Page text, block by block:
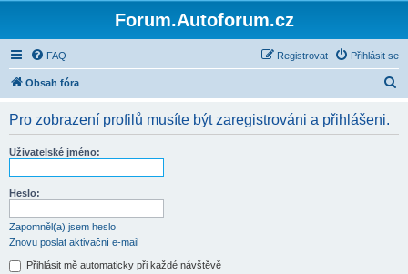
Forum.Autoforum.cz
FAQ Přihlásit se
Registrovat
Obsah fóra
Pro zobrazení profilů musíte být zaregistrováni a přihlášeni.
Uživatelské jméno:
Heslo:
Zapomněl(a) jsem heslo
Znovu poslat aktivační e-mail
Přihlásit mě automaticky při každé návštěvě